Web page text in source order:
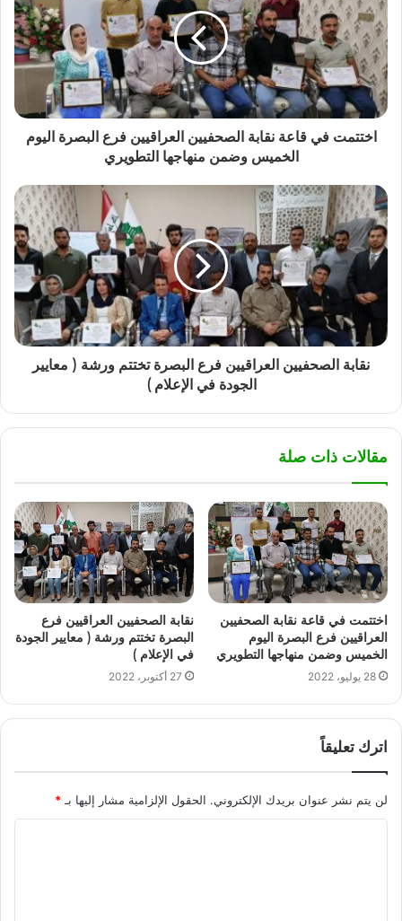
اختتمت في قاعة نقابة الصحفيين العراقيين فرع البصرة اليوم
الخميس وضمن منهاجها التطويري
نقابة الصحفيين العراقيين فرع البصرة تختتم ورشة ( معايير
الجودة في الإعلام )
مقالات ذات صلة
اختتمت في قاعة نقابة الصحفيين
العراقيين فرع البصرة اليوم
الخميس وضمن منهاجها التطويري
28 يوليو، 2022
نقابة الصحفيين العراقيين فرع
البصرة تختتم ورشة ( معايير الجودة
في الإعلام )
27 أكتوبر، 2022
اترك تعليقاً
لن يتم نشر عنوان بريدك الإلكتروني. الحقول الإلزامية مشار إليها بـ *